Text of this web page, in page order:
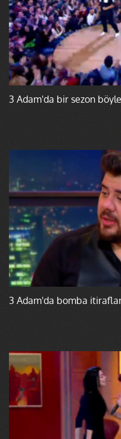
3 Adam'da bir sezon
3 Adam'da bomba itiraflar!